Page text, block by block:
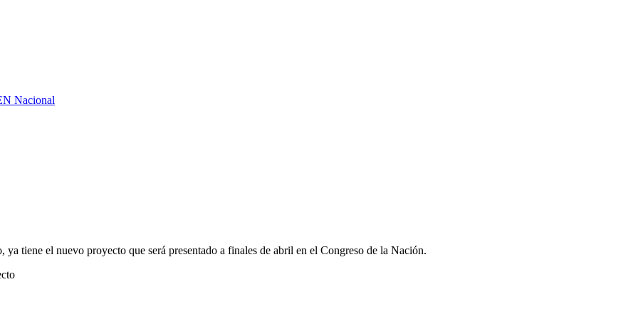
Nacional
tiene el nuevo proyecto que será presentado a finales de abril en el Congreso de la Nación.